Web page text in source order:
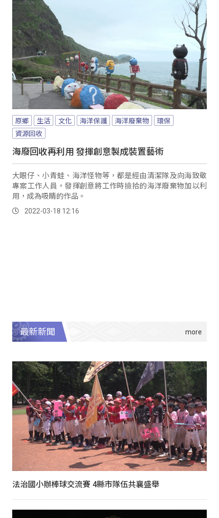
原鄉 生活 文化 海洋保護 海洋廢棄物
環保
資源回收
海廢回收再利用 發揮創意製成裝置藝術
大眼仔、小青蛙、海洋怪物等，都是經由清潔隊及向海致敬
專案工作人員，發揮創意將工作時撿拾的海洋廢棄物加以利
用，成為吸睛的作品。
2022-03-18 12:16
最新新聞
法治國小辦棒球交流賽 4縣市隊伍共襄盛舉